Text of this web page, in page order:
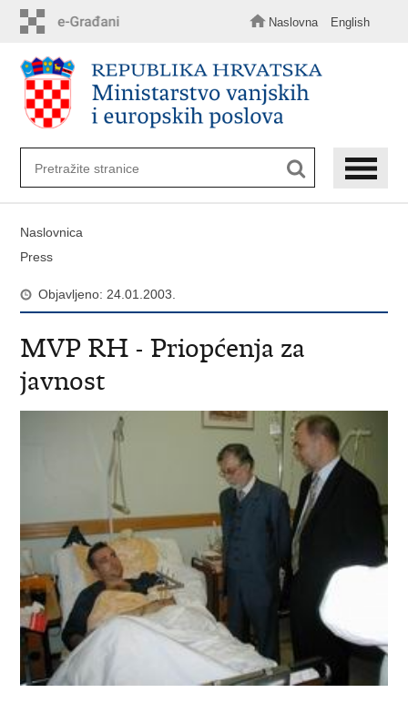
sadržaj
Naslovna English
Naslovnica
Press
Objavljeno: 24.01.2003.
MVP RH - Priopćenja za
javnost